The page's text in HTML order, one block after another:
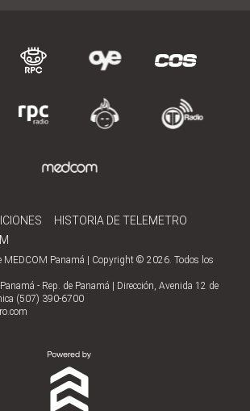
HISTORIA DE TELEMETRO
MEDCOM Panamá | Copyright © 2026. Todos los
- Rep. de Panamá | Dirección, Avenida 12 de
(507) 390-6700